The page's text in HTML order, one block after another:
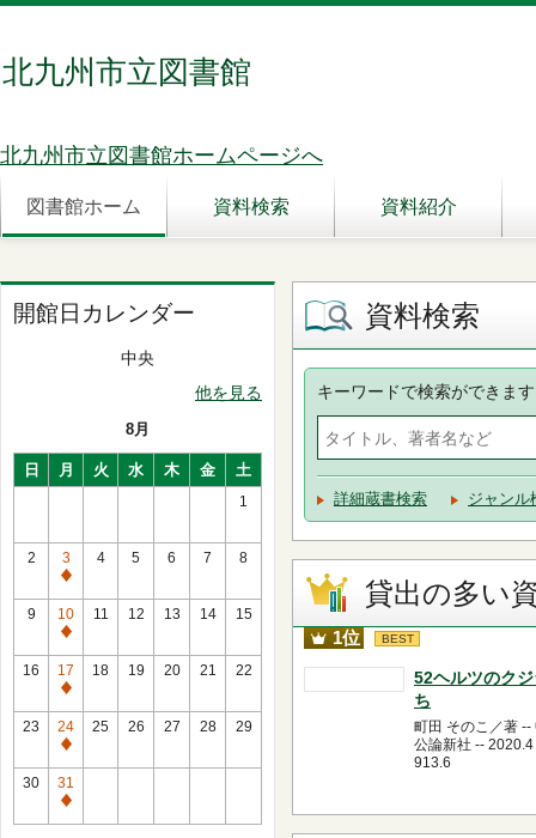
北九州市立図書館
北九州市立図書館ホームページへ
図書館ホーム 資料検索 資料紹介
開館日カレンダー
中央
他を見る
8月
日 月 火 水 木 金 土
1
2
3
通
常
休
館
日
4 5 6 7 8
9
10
通
常
休
館
日
11 12 13 14 15
16
17
通
常
休
館
日
18 19 20 21 22
23
24
通
常
休
館
25 26 27 28 29
30
31
通
資料検索
キーワードで検索ができます
詳細蔵書検索 ジャンル
貸出の多い
1位 BEST
52ヘルツのク
ち
町田 そのこ／著 --
公論新社 -- 2020.4
913.6